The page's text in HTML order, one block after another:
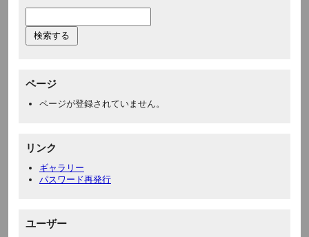
ページ
ページが登録されていません。
リンク
ギャラリー
パスワード再発行
ユーザー